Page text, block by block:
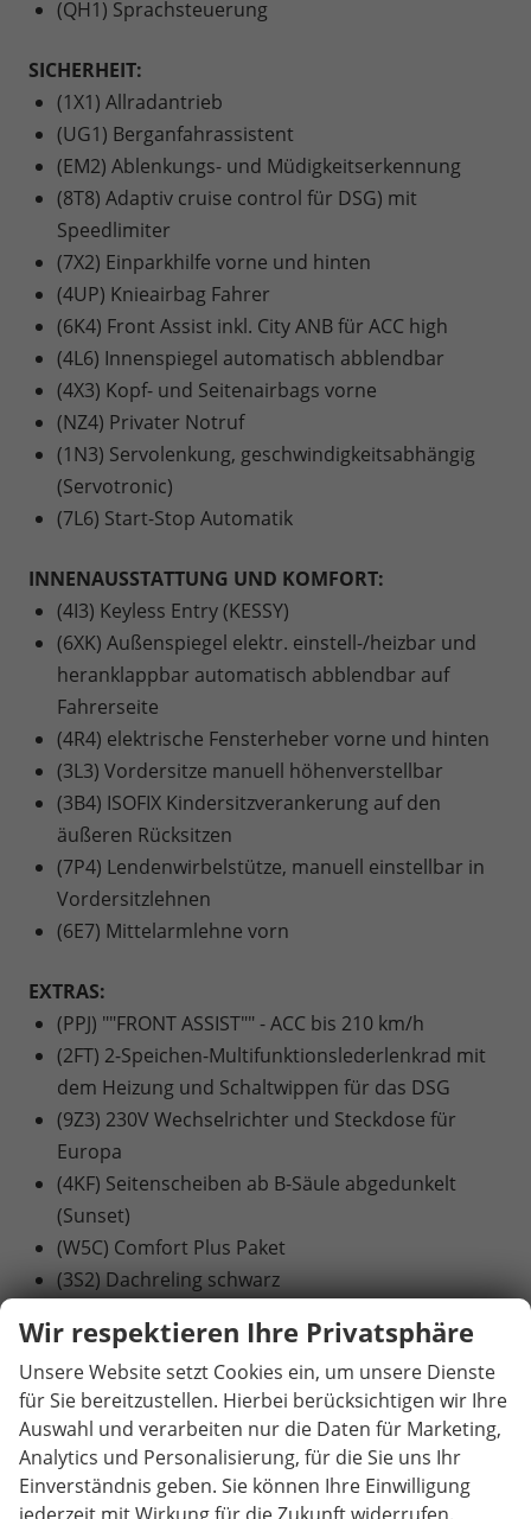
(QH1) Sprachsteuerung
SICHERHEIT:
(1X1) Allradantrieb
(UG1) Berganfahrassistent
(EM2) Ablenkungs- und Müdigkeitserkennung
(8T8) Adaptiv cruise control für DSG) mit
Speedlimiter
(7X2) Einparkhilfe vorne und hinten
(4UP) Knieairbag Fahrer
(6K4) Front Assist inkl. City ANB für ACC high
(4L6) Innenspiegel automatisch abblendbar
(4X3) Kopf- und Seitenairbags vorne
(NZ4) Privater Notruf
(1N3) Servolenkung, geschwindigkeitsabhängig
(Servotronic)
(7L6) Start-Stop Automatik
INNENAUSSTATTUNG UND KOMFORT:
(4I3) Keyless Entry (KESSY)
(6XK) Außenspiegel elektr. einstell-/heizbar und
heranklappbar automatisch abblendbar auf
Fahrerseite
(4R4) elektrische Fensterheber vorne und hinten
(3L3) Vordersitze manuell höhenverstellbar
(3B4) ISOFIX Kindersitzverankerung auf den
äußeren Rücksitzen
(7P4) Lendenwirbelstütze, manuell einstellbar in
Vordersitzlehnen
(6E7) Mittelarmlehne vorn
EXTRAS:
(PPJ) ""FRONT ASSIST"" - ACC bis 210 km/h
(2FT) 2-Speichen-Multifunktionslederlenkrad mit
dem Heizung und Schaltwippen für das DSG
(9Z3) 230V Wechselrichter und Steckdose für
Europa
(4KF) Seitenscheiben ab B-Säule abgedunkelt
(Sunset)
(W5C) Comfort Plus Paket
(3S2) Dachreling schwarz
(N4C) Design Selection LOFT Sitzbezüge in Stoff
(3GG) Ebener Ladeboden hinten
(8AR) Infotainment (MIB3)
(8IT) LED- Hauptscheinwerfer
(U47) Leichtmetallräder ""SCUTUS"" 7J x 17"" - 4
Stk.
Wir respektieren Ihre Privatsphäre
Unsere Website setzt Cookies ein, um unsere Dienste
für Sie bereitzustellen. Hierbei berücksichtigen wir Ihre
Auswahl und verarbeiten nur die Daten für Marketing,
Analytics und Personalisierung, für die Sie uns Ihr
Einverständnis geben. Sie können Ihre Einwilligung
jederzeit mit Wirkung für die Zukunft widerrufen.